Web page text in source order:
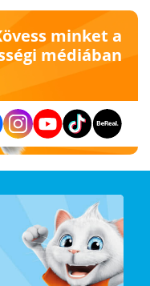
minket a
médiában